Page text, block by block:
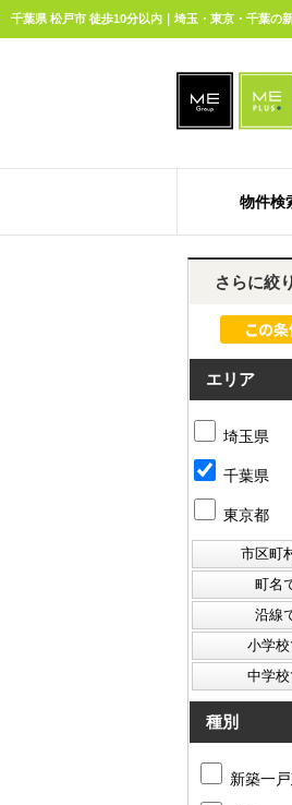
千葉県 松戸市 徒歩10分以内｜埼玉・東京・千葉の
物件検
さらに絞
エリア
埼玉県
千葉県
東京都
種別
新築一